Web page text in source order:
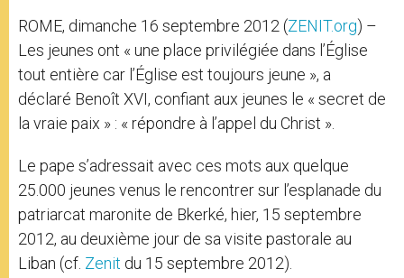
ROME, dimanche 16 septembre 2012 (ZENIT.org) –
Les jeunes ont « une place privilégiée dans l’Église
tout entière car l’Église est toujours jeune », a
déclaré Benoît XVI, confiant aux jeunes le « secret de
la vraie paix » : « répondre à l’appel du Christ ».
Le pape s’adressait avec ces mots aux quelque
25.000 jeunes venus le rencontrer sur l’esplanade du
patriarcat maronite de Bkerké, hier, 15 septembre
2012, au deuxième jour de sa visite pastorale au
Liban (cf. Zenit du 15 septembre 2012).